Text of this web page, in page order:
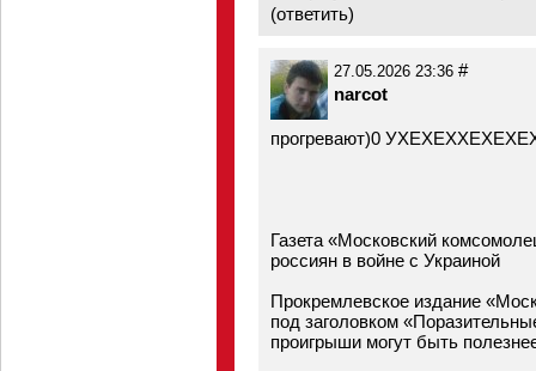
(ответить)
27.05.2026 23:36 #
narcot
прогревают)0
Газета «Московский
россиян в войне с Украиной
Прокремлевское издание
под заголовком
проигрыши могут быть